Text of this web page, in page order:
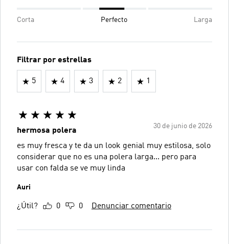
Corta Perfecto Larga
Filtrar por estrellas
5 4 3 2 1
30 de junio de 2026
hermosa polera
es muy fresca y te da un look genial muy estilosa, solo
considerar que no es una polera larga... pero para
usar con falda se ve muy linda
Auri
¿Útil? 0 0 Denunciar comentario